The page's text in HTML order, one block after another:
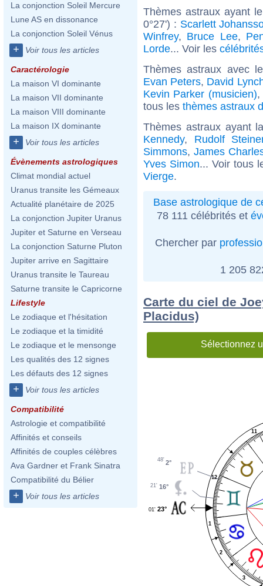
La conjonction Soleil Mercure
Lune AS en dissonance
La conjonction Soleil Vénus
+ Voir tous les articles
Caractérologie
La maison VI dominante
La maison VII dominante
La maison VIII dominante
La maison IX dominante
+ Voir tous les articles
Évènements astrologiques
Climat mondial actuel
Uranus transite les Gémeaux
Actualité planétaire de 2025
La conjonction Jupiter Uranus
Jupiter et Saturne en Verseau
La conjonction Saturne Pluton
Jupiter arrive en Sagittaire
Uranus transite le Taureau
Saturne transite le Capricorne
Lifestyle
Le zodiaque et l'hésitation
Le zodiaque et la timidité
Le zodiaque et le mensonge
Les qualités des 12 signes
Les défauts des 12 signes
+ Voir tous les articles
Compatibilité
Astrologie et compatibilité
Affinités et conseils
Affinités de couples célèbres
Ava Gardner et Frank Sinatra
Compatibilité du Bélier
+ Voir tous les articles
Thèmes astraux ayant
0°27') : Scarlett
Winfrey, Bruce Lee,
Lorde... Voir les
Thèmes astraux avec
Evan Peters, David
Kevin Parker (musicien)
tous les thèmes astraux
Thèmes astraux ayant
Kennedy, Rudolf
Simmons, James
Yves Simon... Voir tous
Vierge.
Base astrologique de
78 111 célébrités et
Chercher par
1 205
Carte du ciel de
Placidus)
Sélectionnez
1
2
3
11
12
2°
48'
16°
21'
23°
01'